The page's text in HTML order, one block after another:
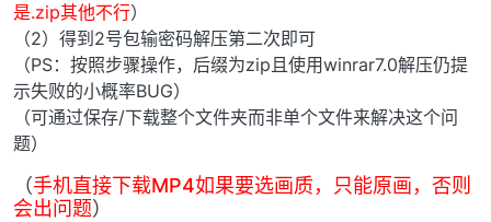
是.zip其他不行）
（2）得到2号包输密码解压第二次即可
（PS：按照步骤操作，后缀为zip且使用winrar7.0解压仍提
示失败的小概率BUG）
（可通过保存/下载整个文件夹而非单个文件来解决这个问
题）
（手机直接下载MP4如果要选画质，只能原画，否则
会出问题）